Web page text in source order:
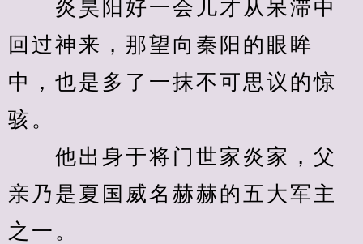
炎昊阳好一会儿才从呆滞中
回过神来，那望向秦阳的眼眸
中，也是多了一抹不可思议的惊
骇。
他出身于将门世家炎家，父
亲乃是夏国威名赫赫的五大军主
之一。